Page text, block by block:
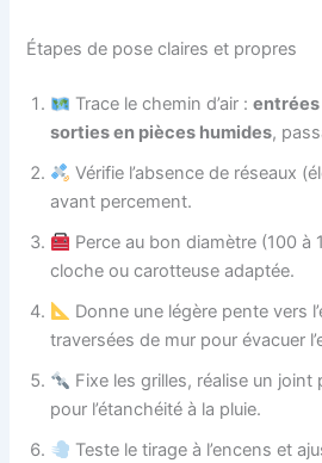
Étapes de pose claires et propres
Trace le chemin d’air :entrées
sorties en pièces humides,
Vérifie l’absence de réseaux
avant percement.
Perce au bon diamètre (100 à
cloche ou carotteuse adaptée.
Donne une légère pente vers
traversées de mur pour évacuer
Fixe les grilles, réalise un
pour l’étanchéité à la pluie.
Teste le tirage à l’encens et